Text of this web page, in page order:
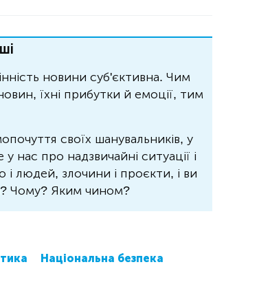
новини суб'єктивна. Чим
їхні прибутки й емоції, тим
своїх шанувальників, у
нас про надзвичайні ситуації і
і людей, злочини і проєкти, і ви
Чому? Яким чином?
Національна безпека